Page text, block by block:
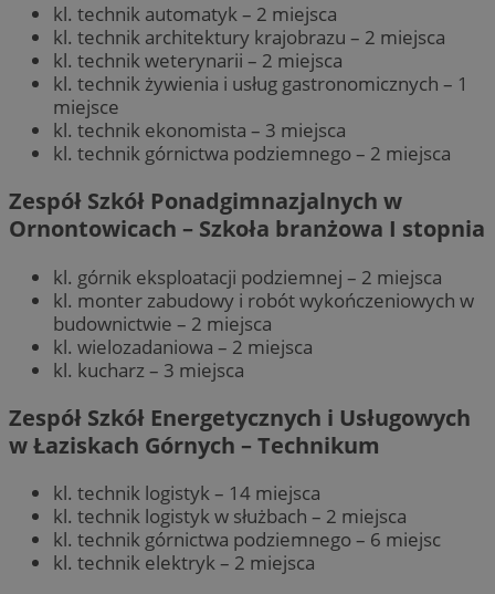
kl. technik automatyk – 2 miejsca
kl. technik architektury krajobrazu – 2 miejsca
kl. technik weterynarii – 2 miejsca
kl. technik żywienia i usług gastronomicznych – 1
miejsce
kl. technik ekonomista – 3 miejsca
kl. technik górnictwa podziemnego – 2 miejsca
Zespół Szkół Ponadgimnazjalnych w
Ornontowicach – Szkoła branżowa I stopnia
kl. górnik eksploatacji podziemnej – 2 miejsca
kl. monter zabudowy i robót wykończeniowych w
budownictwie – 2 miejsca
kl. wielozadaniowa – 2 miejsca
kl. kucharz – 3 miejsca
Zespół Szkół Energetycznych i Usługowych
w Łaziskach Górnych – Technikum
kl. technik logistyk – 14 miejsca
kl. technik logistyk w służbach – 2 miejsca
kl. technik górnictwa podziemnego – 6 miejsc
kl. technik elektryk – 2 miejsca